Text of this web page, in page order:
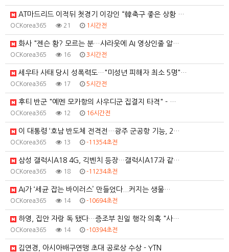
AT마드리드 이적뒤 첫경기 이강인 “韓축구 좋은 상황 …
OCKorea365 21 1시간전
화사 "젠슨 황? 모르는 분…샤라웃에 AI 영상인줄 알…
OCKorea365 16 3시간전
세우타 사태 당시 성폭력도…"미성년 피해자 최소 5명"…
OCKorea365 17 5시간전
후티 반군 "예멘 모카항의 사우디군 집결지 타격" - …
OCKorea365 12 16시간전
이 대통령 ‘호남 반도체 전격전…광주 군공항 기능, 2…
OCKorea365 13 -11354초전
삼성 갤럭시A18 4G, 긱벤치 등장…갤럭시A17과 같…
OCKorea365 18 -11234초전
AI가 ‘세균 잡는 바이러스’ 만들었다...커지는 생물…
OCKorea365 14 -10694초전
하영, 집안 자랑 독 됐다…증조부 친일 행각 의혹 "사…
OCKorea365 14 -10394초전
김연경, 아시아배구연맹 초대 공로상 수상 - YTN